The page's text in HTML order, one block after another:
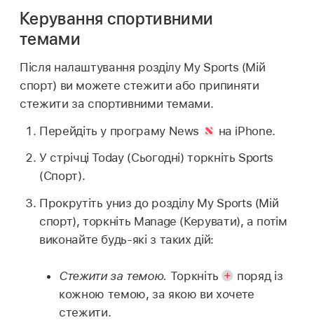
Керування спортивними
темами
Після налаштування розділу My Sports (Мій
спорт) ви можете стежити або припиняти
стежити за спортивними темами.
Перейдіть у програму News
на iPhone.
У стрічці Today (Сьогодні) торкніть Sports
(Спорт).
Прокрутіть униз до розділу My Sports (Мій
спорт), торкніть Manage (Керувати), а потім
виконайте будь‑які з таких дій:
Стежити за темою. Торкніть
поряд із
кожною темою, за якою ви хочете
стежити.